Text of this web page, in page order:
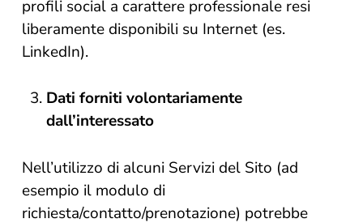
profili social a carattere professionale resi
liberamente disponibili su Internet (es.
LinkedIn).
Dati forniti volontariamente
dall’interessato
Nell’utilizzo di alcuni Servizi del Sito (ad
esempio il modulo di
richiesta/contatto/prenotazione) potrebbe